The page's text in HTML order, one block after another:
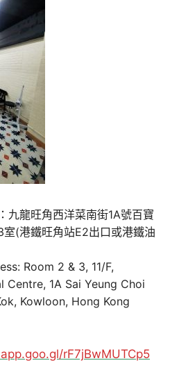
九龍旺角西洋菜南街1A號百寶
(港鐵旺角站E2出口或港鐵油
Room 2 & 3, 11/F,
Centre, 1A Sai Yeung Choi
Kowloon, Hong Kong
rF7jBwMUTCp5